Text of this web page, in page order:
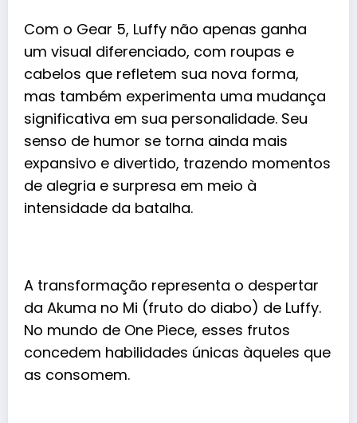
Com o Gear 5, Luffy não apenas ganha
um visual diferenciado, com roupas e
cabelos que refletem sua nova forma,
mas também experimenta uma mudança
significativa em sua personalidade. Seu
senso de humor se torna ainda mais
expansivo e divertido, trazendo momentos
de alegria e surpresa em meio à
intensidade da batalha.
A transformação representa o despertar
da Akuma no Mi (fruto do diabo) de Luffy.
No mundo de One Piece, esses frutos
concedem habilidades únicas àqueles que
as consomem.